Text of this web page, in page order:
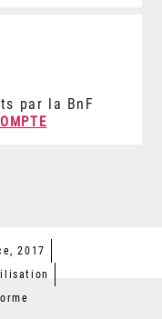
par la BnF
2017